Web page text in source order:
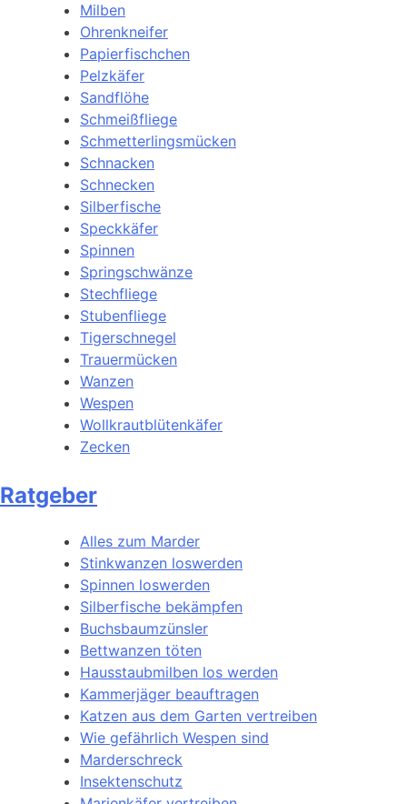
Milben
Ohrenkneifer
Papierfischchen
Pelzkäfer
Sandflöhe
Schmeißfliege
Schmetterlingsmücken
Schnacken
Schnecken
Silberfische
Speckkäfer
Spinnen
Springschwänze
Stechfliege
Stubenfliege
Tigerschnegel
Trauermücken
Wanzen
Wespen
Wollkrautblütenkäfer
Zecken
Ratgeber
Alles zum Marder
Stinkwanzen loswerden
Spinnen loswerden
Silberfische bekämpfen
Buchsbaumzünsler
Bettwanzen töten
Hausstaubmilben los werden
Kammerjäger beauftragen
Katzen aus dem Garten vertreiben
Wie gefährlich Wespen sind
Marderschreck
Insektenschutz